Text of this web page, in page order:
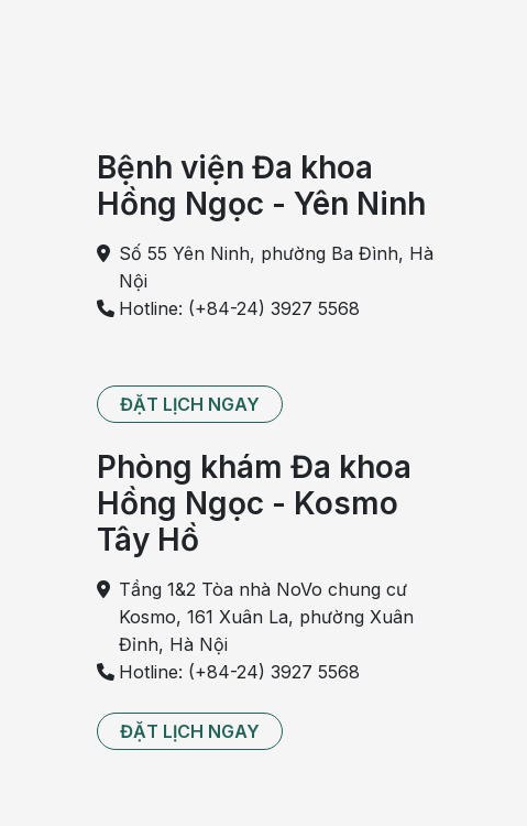
Bệnh viện Đa khoa
Hồng Ngọc - Yên Ninh
Số 55 Yên Ninh, phường Ba Đình, Hà
Nội
Hotline: (+84-24) 3927 5568
ĐẶT LỊCH NGAY
Phòng khám Đa khoa
Hồng Ngọc - Kosmo
Tây Hồ
Tầng 1&2 Tòa nhà NoVo chung cư
Kosmo, 161 Xuân La, phường Xuân
Đỉnh, Hà Nội
Hotline: (+84-24) 3927 5568
ĐẶT LỊCH NGAY